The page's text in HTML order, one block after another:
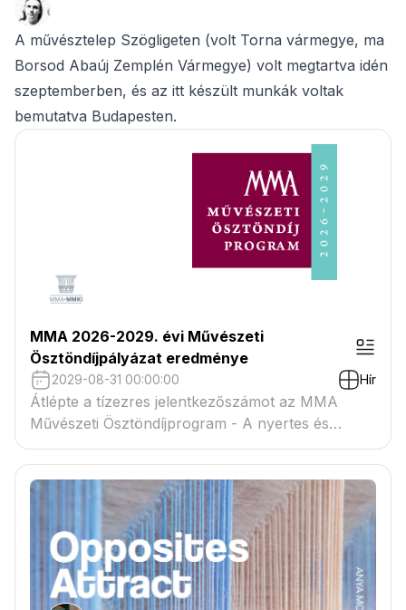
A művésztelep Szögligeten (volt Torna vármegye, ma
Borsod Abaúj Zemplén Vármegye) volt megtartva idén
szeptemberben, és az itt készült munkák voltak
bemutatva Budapesten.
MMA 2026-2029. évi Művészeti
Ösztöndíjpályázat eredménye
2029-08-31 00:00:00 Hír
Átlépte a tízezres jelentkezőszámot az MMA
Művészeti Ösztöndíjprogram - A nyertes és
tartaléklistás pályázók névsora megtekinthető a
csatolmányban